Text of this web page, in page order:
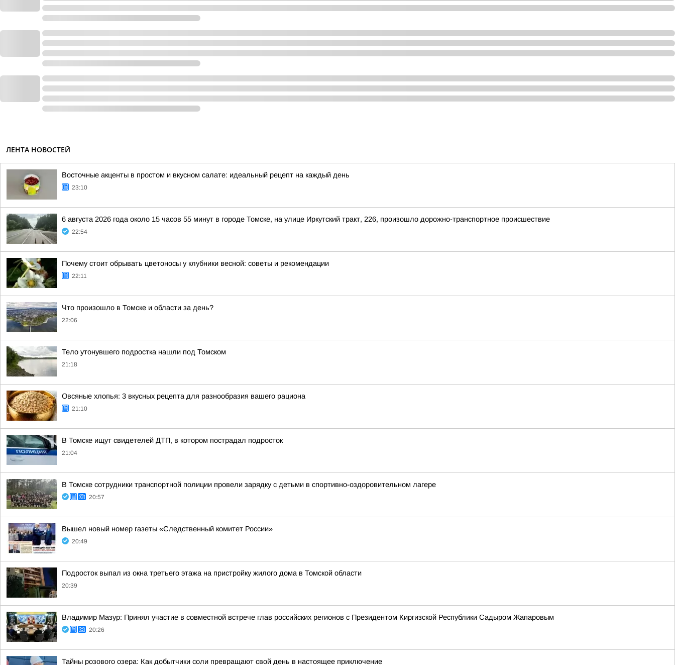
ЛЕНТА НОВОСТЕЙ
Восточные акценты в простом и вкусном салате: идеальный рецепт на каждый день
23:10
6 августа 2026 года около 15 часов 55 минут в городе Томске, на улице Иркутский тракт, 226, произошло дорожно-транспортное происшествие
22:54
Почему стоит обрывать цветоносы у клубники весной: советы и рекомендации
22:11
Что произошло в Томске и области за день?
22:06
Тело утонувшего подростка нашли под Томском
21:18
Овсяные хлопья: 3 вкусных рецепта для разнообразия вашего рациона
21:10
В Томске ищут свидетелей ДТП, в котором пострадал подросток
21:04
В Томске сотрудники транспортной полиции провели зарядку с детьми в спортивно-оздоровительном лагере
20:57
Вышел новый номер газеты «Следственный комитет России»
20:49
Подросток выпал из окна третьего этажа на пристройку жилого дома в Томской области
20:39
Владимир Мазур: Принял участие в совместной встрече глав российских регионов с Президентом Киргизской Республики Садыром Жапаровым
20:26
Тайны розового озера: Как добытчики соли превращают свой день в настоящее приключение